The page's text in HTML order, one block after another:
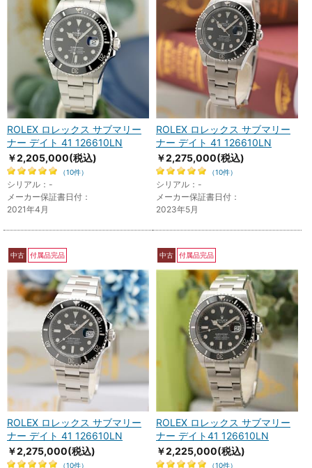
ROLEX ロレックス サブマリー
ナー デイト 41 126610LN
￥2,205,000(税込)
（10件）
シリアル：-
メーカー保証書日付：
2021年4月
ROLEX ロレックス サブマリー
ナー デイト 41 126610LN
￥2,275,000(税込)
（10件）
シリアル：-
メーカー保証書日付：
2023年5月
中古 付属品完品
ROLEX ロレックス サブマリー
ナー デイト 41 126610LN
￥2,275,000(税込)
（10件）
中古 付属品完品
ROLEX ロレックス サブマリー
ナー デイト41 126610LN
￥2,225,000(税込)
（10件）